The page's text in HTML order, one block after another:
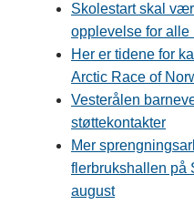
Skolestart skal
opplevelse for alle
Her er tidene for
Arctic Race of
Vesterålen
støttekontakter
Mer
flerbrukshallen på
august